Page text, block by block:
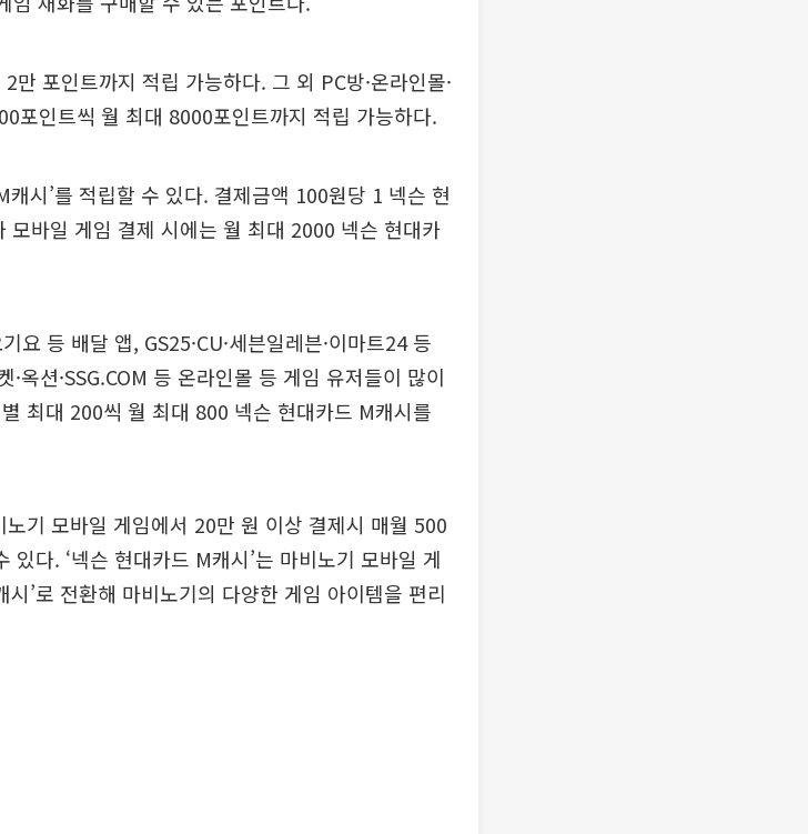
만 포인트까지 적립 가능하다. 그 외 PC방·온라인몰·
포인트씩 월 최대 8000포인트까지 적립 가능하다.
캐시’를 적립할 수 있다. 결제금액 100원당 1 넥슨 현
모바일 게임 결제 시에는 월 최대 2000 넥슨 현대카
요 등 배달 앱, GS25·CU·세븐일레븐·이마트24 등
·옥션·SSG.COM 등 온라인몰 등 게임 유저들이 많이
최대 200씩 월 최대 800 넥슨 현대카드 M캐시를
노기 모바일 게임에서 20만 원 이상 결제시 매월 500
있다. ‘넥슨 현대카드 M캐시’는 마비노기 모바일 게
’로 전환해 마비노기의 다양한 게임 아이템을 편리